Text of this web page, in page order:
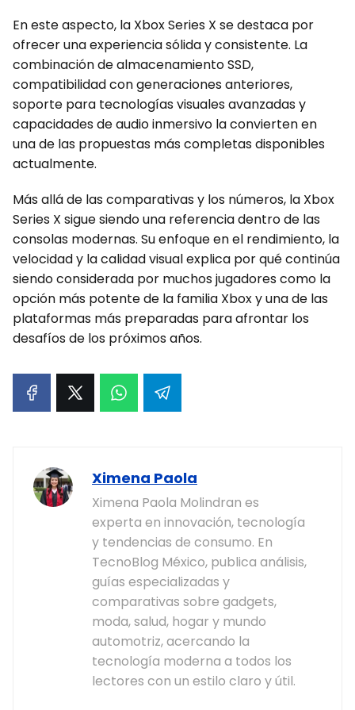
En este aspecto, la Xbox Series X se destaca por
ofrecer una experiencia sólida y consistente. La
combinación de almacenamiento SSD,
compatibilidad con generaciones anteriores,
soporte para tecnologías visuales avanzadas y
capacidades de audio inmersivo la convierten en
una de las propuestas más completas disponibles
actualmente.
Más allá de las comparativas y los números, la Xbox
Series X sigue siendo una referencia dentro de las
consolas modernas. Su enfoque en el rendimiento, la
velocidad y la calidad visual explica por qué continúa
siendo considerada por muchos jugadores como la
opción más potente de la familia Xbox y una de las
plataformas más preparadas para afrontar los
desafíos de los próximos años.
Ximena Paola
Ximena Paola Molindran es
experta en innovación, tecnología
y tendencias de consumo. En
TecnoBlog México, publica análisis,
guías especializadas y
comparativas sobre gadgets,
moda, salud, hogar y mundo
automotriz, acercando la
tecnología moderna a todos los
lectores con un estilo claro y útil.